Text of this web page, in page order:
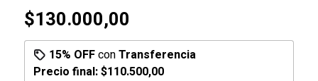
$130.000,00
15% OFFconTransferencia
Precio final:$110.500,00